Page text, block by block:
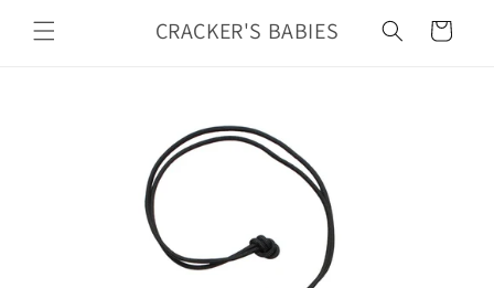
ンツに
進む
CRACKER'S BABIES
ー